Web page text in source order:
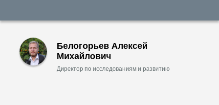
Белогорьев Алексей
Михайлович
Директор по исследованиям и развитию